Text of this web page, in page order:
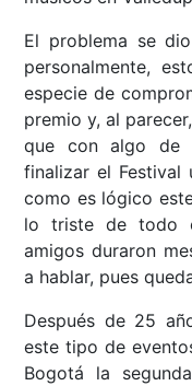
El problema se
personalmente,
especie de
premio y, al
que con algo de
finalizar el Festival
como es lógico
lo triste de todo
amigos duraron
a hablar, pues
Después de 25
este tipo de
Bogotá la